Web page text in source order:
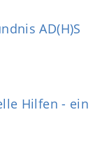
AD(H)S
Hilfen - ein